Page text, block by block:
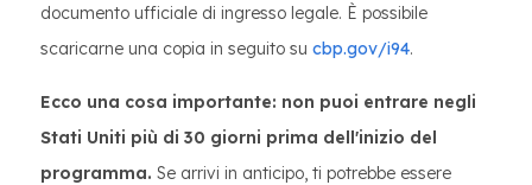
documento ufficiale di ingresso legale. È possibile
scaricarne una copia in seguito su cbp.gov/i94.
Ecco una cosa importante: non puoi entrare negli
Stati Uniti più di 30 giorni prima dell'inizio del
programma. Se arrivi in anticipo, ti potrebbe essere